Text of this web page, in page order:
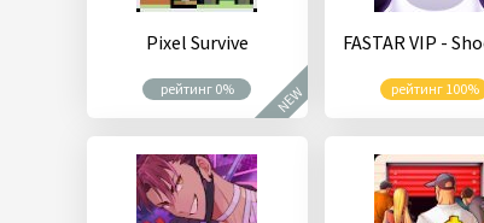
Pixel Survive
рейтинг 0% NEW рейтинг 100%